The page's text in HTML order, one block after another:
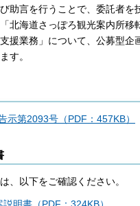
助言を行うことで、委託者を
北海道さっぽろ観光案内所移
援業務」について、公募型企
す。
示第2093号（PDF：457KB）
、以下をご確認ください。